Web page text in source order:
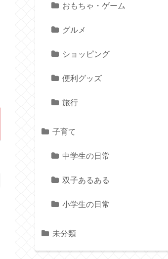
おもちゃ・ゲーム
グルメ
ショッピング
便利グッズ
旅行
子育て
中学生の日常
双子あるある
小学生の日常
未分類